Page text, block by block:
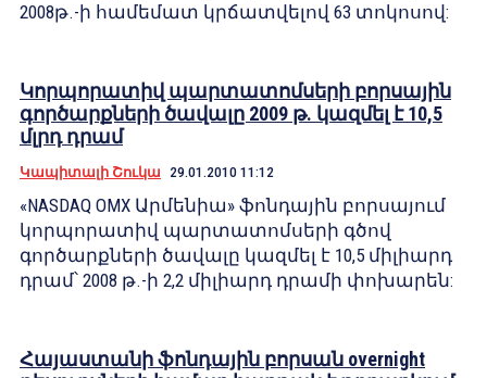
2008թ.-ի համեմատ կրճատվելով 63 տոկոսով:
Կորպորատիվ պարտատոմսերի բորսային
գործարքների ծավալը 2009 թ. կազմել է 10,5
մլրդ դրամ
Կապիտալի Շուկա 29.01.2010 11:12
«NASDAQ OMX Արմենիա» ֆոնդային բորսայում
կորպորատիվ պարտատոմսերի գծով
գործարքների ծավալը կազմել է 10,5 միլիարդ
դրամ՝ 2008 թ.-ի 2,2 միլիարդ դրամի փոխարեն:
Հայաստանի ֆոնդային բորսան overnight